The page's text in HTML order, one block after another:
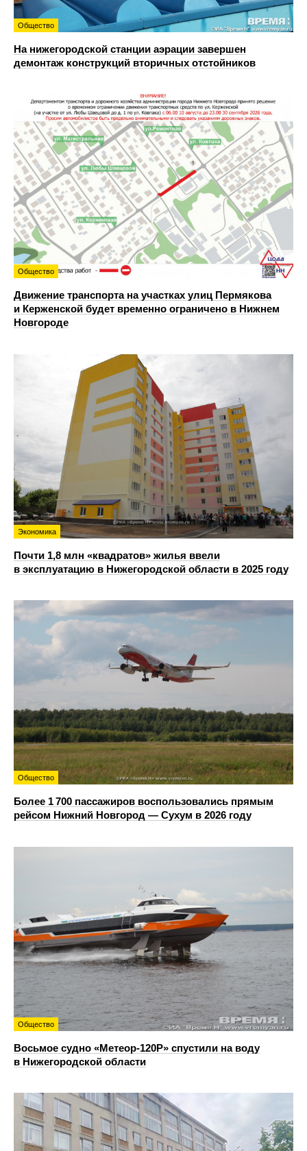
Общество
На нижегородской станции аэрации завершен
демонтаж конструкций вторичных отстойников
Общество
Движение транспорта на участках улиц Пермякова
и Керженской будет временно ограничено в Нижнем
Новгороде
Экономика
Почти 1,8 млн «квадратов» жилья ввели
в эксплуатацию в Нижегородской области в 2025 году
Общество
Более 1 700 пассажиров воспользовались прямым
рейсом Нижний Новгород — Сухум в 2026 году
Общество
Восьмое судно «Метеор-120Р» спустили на воду
в Нижегородской области